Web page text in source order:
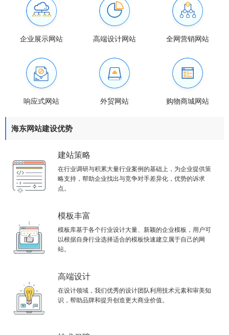
企业展示网站 高端设计网站 全网营销网站
响应式网站 外贸网站 购物商城网站
海东网站建设优势
建站策略
在行业调研与积累大量行业案例的基础上，为企业提供策
略支持，帮助企业找出与竞争对手差异化，优势的诉求
点。
模板丰富
模板库基于各个行业设计大量、新颖的企业模板，用户可
以根据自身行业选择适合的模板快速建立属于自己的网
站。
高端设计
在设计领域，我们优秀的设计团队利用技术元素和审美知
识，帮助品牌和提升创造更大商业价值。